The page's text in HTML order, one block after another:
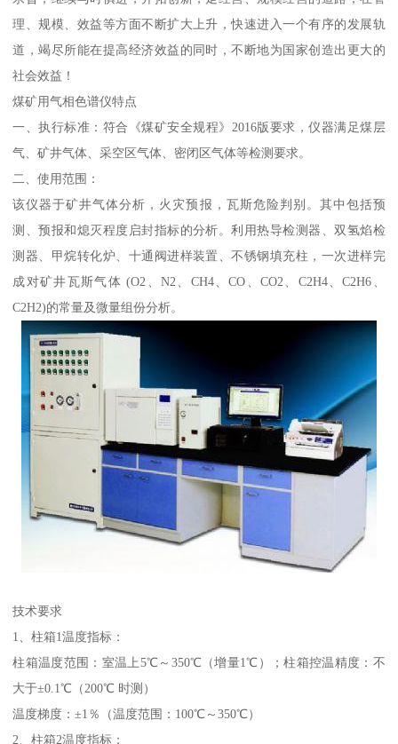
理、规模、效益等方面不断扩大上升，快速进入一个有序的发展轨
道，竭尽所能在提高经济效益的同时，不断地为国家创造出更大的
社会效益！
煤矿用气相色谱仪特点
一、执行标准：符合《煤矿安全规程》2016版要求，仪器满足煤层
气、矿井气体、采空区气体、密闭区气体等检测要求。
二、使用范围：
该仪器于矿井气体分析，火灾预报，瓦斯危险判别。其中包括预
测、预报和熄灭程度启封指标的分析。利用热导检测器、双氢焰检
测器、甲烷转化炉、十通阀进样装置、不锈钢填充柱，一次进样完
成对矿井瓦斯气体 (O2、N2、CH4、CO、CO2、C2H4、C2H6、
C2H2)的常量及微量组份分析。
技术要求
1、柱箱1温度指标：
柱箱温度范围：室温上5℃～350℃（增量1℃）；柱箱控温精度：不
大于±0.1℃（200℃ 时测）
温度梯度：±1％（温度范围：100℃～350℃）
2、柱箱2温度指标：